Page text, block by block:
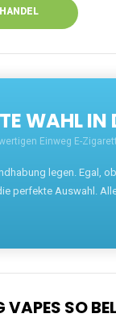
WAHL
Einweg E-
legen. Egal,
perfekte Auswahl.
SO